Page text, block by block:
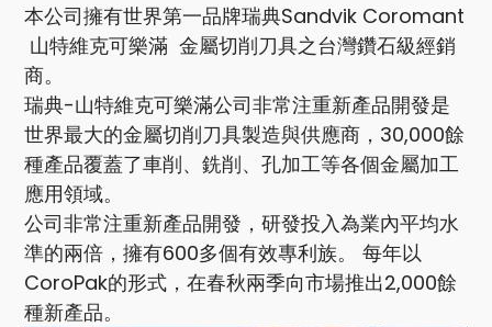
本公司擁有世界第一品牌瑞典Sandvik Coromant
山特維克可樂滿 金屬切削刀具之台灣鑽石級經銷
商。
瑞典-山特維克可樂滿公司非常注重新產品開發是
世界最大的金屬切削刀具製造與供應商，30,000餘
種產品覆蓋了車削、銑削、孔加工等各個金屬加工
應用領域。
公司非常注重新產品開發，研發投入為業內平均水
準的兩倍，擁有600多個有效專利族。 每年以
CoroPak的形式，在春秋兩季向市場推出2,000餘
種新產品。